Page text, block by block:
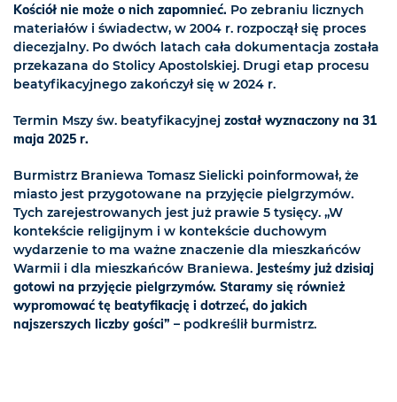
Kościół nie może o nich zapomnieć. Po zebraniu licznych
materiałów i świadectw, w 2004 r. rozpoczął się proces
diecezjalny. Po dwóch latach cała dokumentacja została
przekazana do Stolicy Apostolskiej. Drugi etap procesu
beatyfikacyjnego zakończył się w 2024 r.
Termin Mszy św. beatyfikacyjnej został wyznaczony na 31
maja 2025 r.
Burmistrz Braniewa Tomasz Sielicki poinformował, że
miasto jest przygotowane na przyjęcie pielgrzymów.
Tych zarejestrowanych jest już prawie 5 tysięcy. „W
kontekście religijnym i w kontekście duchowym
wydarzenie to ma ważne znaczenie dla mieszkańców
Warmii i dla mieszkańców Braniewa. Jesteśmy już dzisiaj
gotowi na przyjęcie pielgrzymów. Staramy się również
wypromować tę beatyfikację i dotrzeć, do jakich
najszerszych liczby gości” – podkreślił burmistrz.